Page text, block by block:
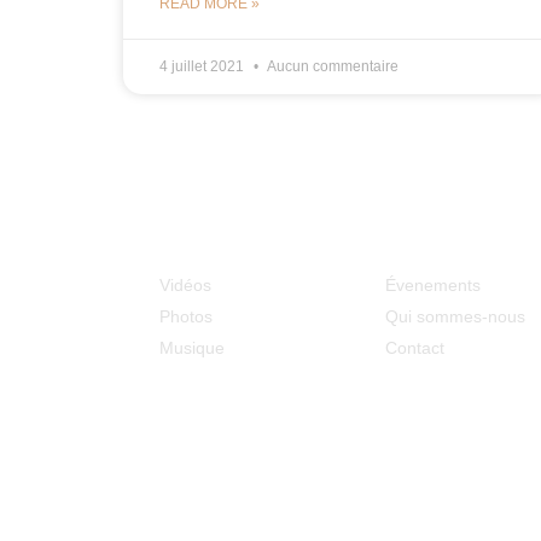
READ MORE »
4 juillet 2021 Aucun commentaire
Vidéos
Photos
Musique
Évenements
Qui sommes-nous
Contact